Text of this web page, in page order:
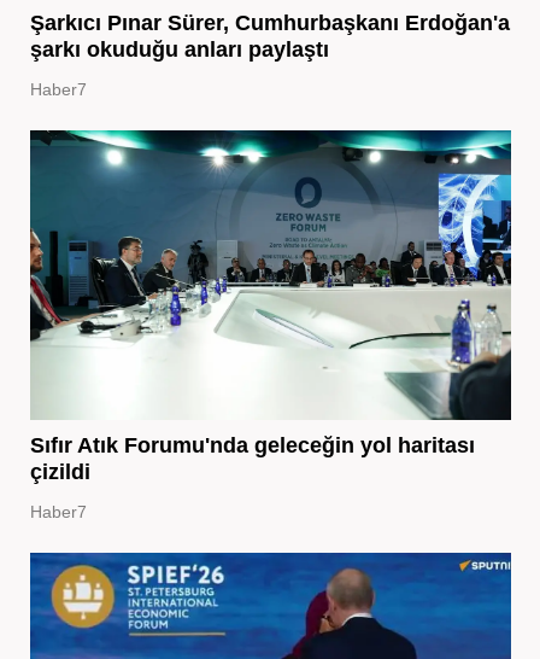
Şarkıcı Pınar Sürer, Cumhurbaşkanı Erdoğan'a
şarkı okuduğu anları paylaştı
Haber7
Sıfır Atık Forumu'nda geleceğin yol haritası
çizildi
Haber7